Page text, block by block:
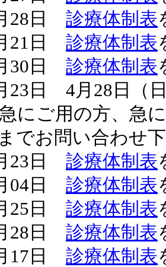
28日 診療体制表
21日 診療体制表
30日 診療体制表
23日 4月28日（
にご用の方、急
でお問い合わせ
23日 診療体制表
04日 診療体制表
25日 診療体制表
28日 診療体制表
17日 診療体制表